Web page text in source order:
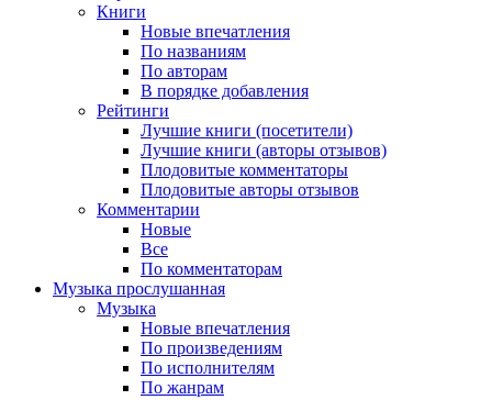
Книги
Новые впечатления
По названиям
По авторам
В порядке добавления
Рейтинги
Лучшие книги (посетители)
Лучшие книги (авторы отзывов)
Плодовитые комментаторы
Плодовитые авторы отзывов
Комментарии
Новые
Все
По комментаторам
Музыка прослушанная
Музыка
Новые впечатления
По произведениям
По исполнителям
По жанрам